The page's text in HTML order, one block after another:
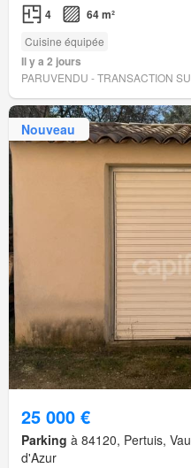
4 64 m²
Cuisine équipée
Il y a 2 jours
PARUVENDU - TRANSACTION
Nouveau
25 000 €
Parking à 84120, Pertuis,
d'Azur